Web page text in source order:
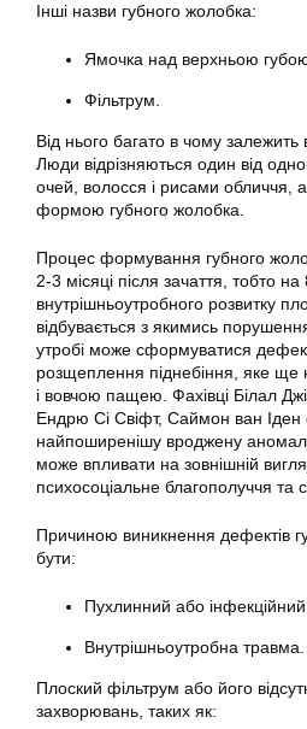
Інші назви губного жолобка:
Ямочка над верхньою
Фільтрум.
Від нього багато в чому
Люди відрізняються один від
очей, волосся і рисами обличчя,
формою губного жолобка.
Процес формування губного
2-3 місяці після зачаття, тобто на
внутрішньоутробного розвитку
відбувається з якимись
утробі може сформуватися
розщеплення піднебіння, яке ще
і вовчою пащею. Фахівці Білал
Ендрю Сі Свіфт, Саймон ван
найпоширенішу вроджену
може впливати на зовнішній
психосоціальне благополуччя та
Причиною виникнення дефектів
бути:
Пухлинний або
Внутрішньоутробна травма.
Плоский фільтрум або його
захворювань, таких як: